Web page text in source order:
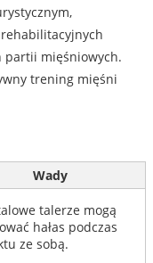
partii mięśniowych.
trening mięśni
Wady
talerze mogą
hałas podczas
ze sobą.